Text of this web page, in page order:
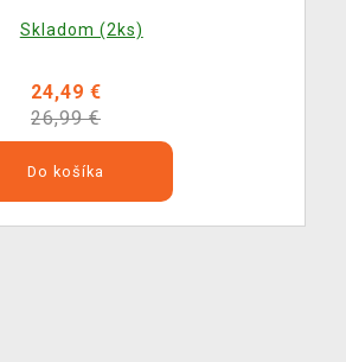
Skladom (2ks)
24,49 €
26,99 €
Do košíka